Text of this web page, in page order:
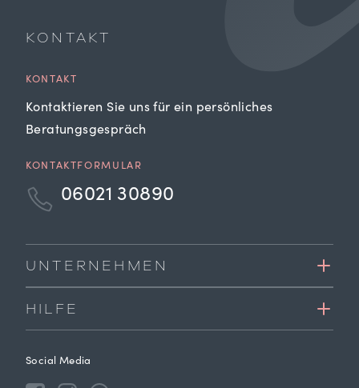
KONTAKT
KONTAKT
Kontaktieren Sie uns für ein persönliches
Beratungsgespräch
KONTAKTFORMULAR
06021 30890
UNTERNEHMEN
HILFE
Social Media